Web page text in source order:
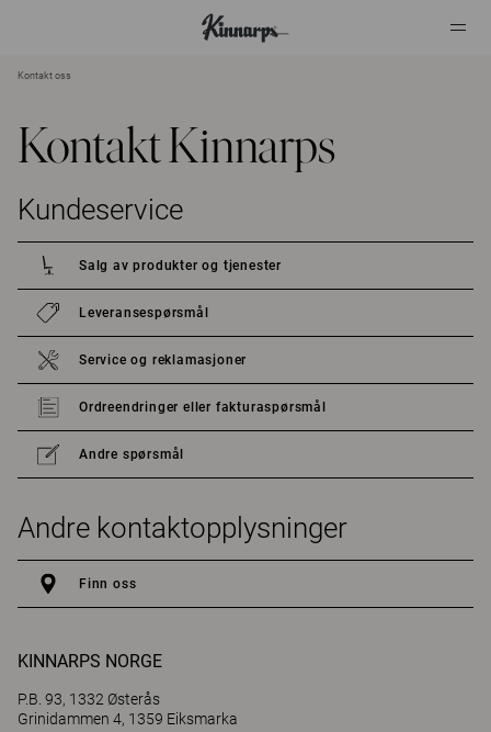
Kontakt oss
Kontakt Kinnarps
Kundeservice
Salg av produkter og tjenester
Leveransespørsmål
Service og reklamasjoner
Ordreendringer eller fakturaspørsmål
Andre spørsmål
Andre kontaktopplysninger
Finn oss
KINNARPS NORGE
P.B. 93, 1332 Østerås
Grinidammen 4, 1359 Eiksmarka